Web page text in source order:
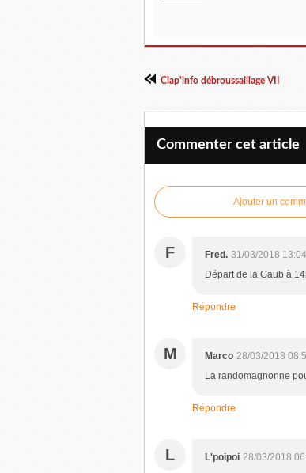
Clap'info débroussaillage VII
Commenter cet article
Ajouter un
F Fred. 31/03/2018 13:04
Départ de la Gaub à
Répondre
M Marco 28/03/2018
La randomagnonne
Répondre
L L'poipoi 28/03/2018